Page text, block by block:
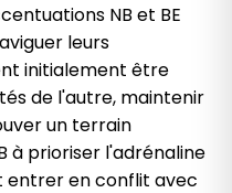
NB et BE
leurs
initialement être
de l'autre, maintenir
un terrain
à prioriser l'adrénaline
entrer en conflit avec